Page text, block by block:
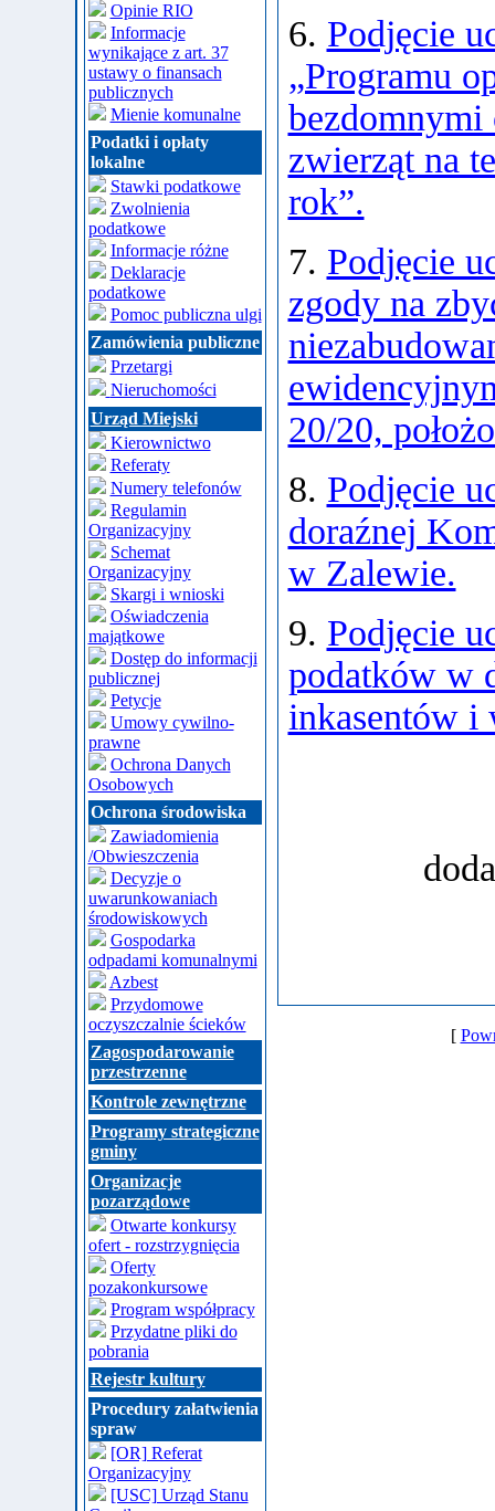
Opinie RIO
Informacje
wynikające z art. 37
ustawy o finansach
publicznych
Mienie komunalne
Podatki i opłaty
lokalne
Stawki podatkowe
Zwolnienia
podatkowe
Informacje różne
Deklaracje
podatkowe
Pomoc publiczna ulgi
Zamówienia publiczne
Przetargi
Nieruchomości
Urząd Miejski
Kierownictwo
Referaty
Numery telefonów
Regulamin
Organizacyjny
Schemat
Organizacyjny
Skargi i wnioski
Oświadczenia
majątkowe
Dostęp do informacji
publicznej
Petycje
Umowy cywilno-
prawne
Ochrona Danych
Osobowych
Ochrona środowiska
Zawiadomienia
/Obwieszczenia
Decyzje o
uwarunkowaniach
środowiskowych
Gospodarka
odpadami komunalnymi
Azbest
Przydomowe
oczyszczalnie ścieków
Zagospodarowanie
przestrzenne
Kontrole zewnętrzne
Programy strategiczne
gminy
Organizacje
pozarządowe
Otwarte konkursy
ofert - rozstrzygnięcia
Oferty
pozakonkursowe
Program współpracy
Przydatne pliki do
pobrania
Rejestr kultury
Procedury załatwienia
spraw
[OR] Referat
Organizacyjny
[USC] Urząd Stanu
6. Podjęcie
„Programu
bezdomnymi
zwierząt na
rok”.
7. Podjęcie
zgody na
20/20,
8. Podjęcie
doraźnej
w Zalewie.
9. Podjęcie
podatków w
inkasentów i
[